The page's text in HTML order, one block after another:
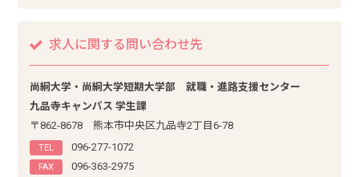
求人に関する問い合わせ先
尚絅大学・尚絅大学短期大学部
就職・進路支援センター
九品寺キャンパス 学生課
〒862-8678 熊本市中央区九品寺2丁目6-78
TEL 096-277-1072
FAX 096-363-2975